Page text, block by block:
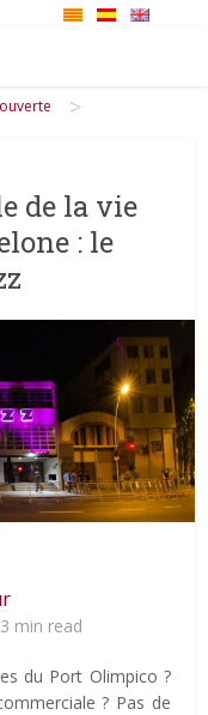
>
de la vie
: le
3 min read
du Port Olimpico ?
? Pas de